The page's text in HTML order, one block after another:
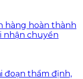
hàng hoàn thành
nhận chuyển
đoạn thẩm định,